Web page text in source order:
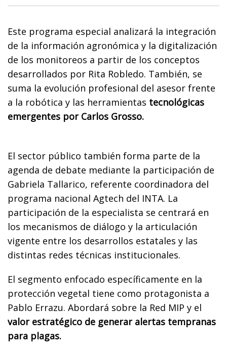
Este programa especial analizará la integración
de la información agronómica y la digitalización
de los monitoreos a partir de los conceptos
desarrollados por Rita Robledo. También, se
suma la evolución profesional del asesor frente
a la robótica y las herramientas tecnológicas
emergentes por Carlos Grosso.
El sector público también forma parte de la
agenda de debate mediante la participación de
Gabriela Tallarico, referente coordinadora del
programa nacional Agtech del INTA. La
participación de la especialista se centrará en
los mecanismos de diálogo y la articulación
vigente entre los desarrollos estatales y las
distintas redes técnicas institucionales.
El segmento enfocado específicamente en la
protección vegetal tiene como protagonista a
Pablo Errazu. Abordará sobre la Red MIP y el
valor estratégico de generar alertas tempranas
para plagas.